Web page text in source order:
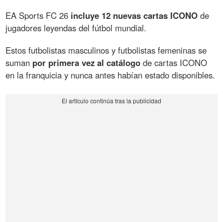
EA Sports FC 26 incluye 12 nuevas cartas ICONO de
jugadores leyendas del fútbol mundial.
Estos futbolistas masculinos y futbolistas femeninas se
suman por primera vez al catálogo de cartas ICONO
en la franquicia y nunca antes habían estado disponibles.